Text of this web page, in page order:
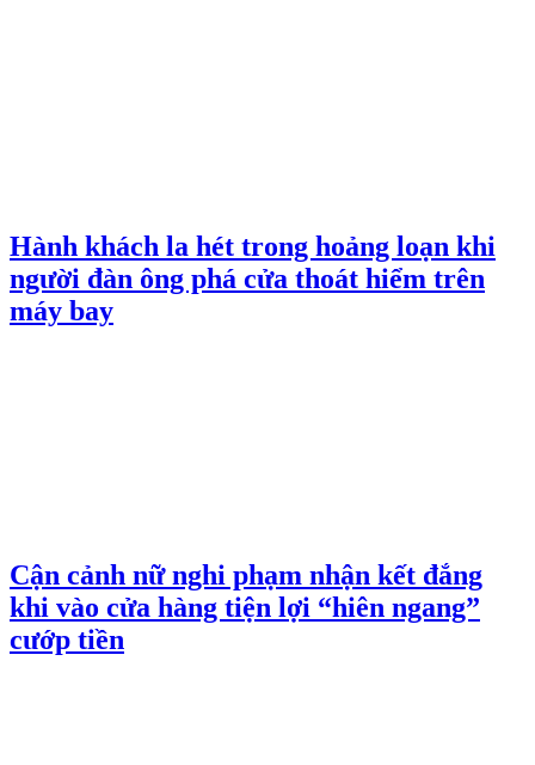
Hành khách la hét trong hoảng loạn khi
người đàn ông phá cửa thoát hiểm trên
máy bay
Cận cảnh nữ nghi phạm nhận kết đắng
khi vào cửa hàng tiện lợi “hiên ngang”
cướp tiền